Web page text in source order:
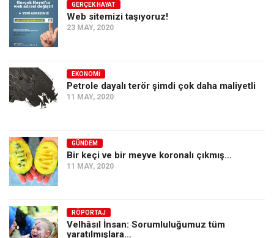
Sağlık
Gıda-Beslenme
Türkiye
Siyaset
Dünya
Asya
Amerika
Avustralya
GERÇEK HAYAT
Web sitemizi taşıyoruz!
23 MAY, 2020
EKONOMI
Petrole dayalı terör şimdi çok daha maliyetli
11 MAY, 2020
GÜNDEM
Bir keçi ve bir meyve koronalı çıkmış…
11 MAY, 2020
RÖPORTAJ
Velhâsıl İnsan: Sorumluluğumuz tüm
yaratılmışlara…